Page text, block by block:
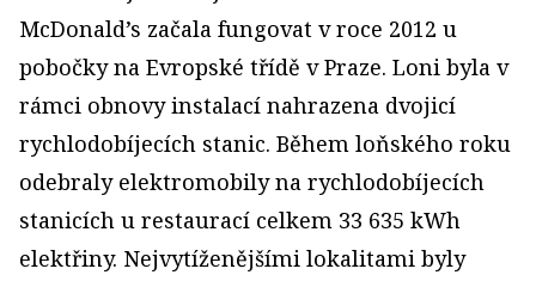
McDonald’s začala fungovat v roce 2012 u
pobočky na Evropské třídě v Praze. Loni byla v
rámci obnovy instalací nahrazena dvojicí
rychlodobíjecích stanic. Během loňského roku
odebraly elektromobily na rychlodobíjecích
stanicích u restaurací celkem 33 635 kWh
elektřiny. Nejvytíženějšími lokalitami byly